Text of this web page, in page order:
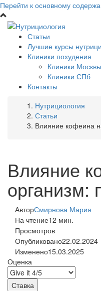
Перейти к основному
Статьи
Лучшие курсы
Клиники похудения
Клиники Москвы
Клиники СПб
Контакты
Нутрициология
Статьи
Влияние кофеина
Влияние
организм:
АвторСмирнова Мария
На чтение12 мин.
Просмотров
Опубликовано22.02.2024
Изменено15.03.2025
Оценка